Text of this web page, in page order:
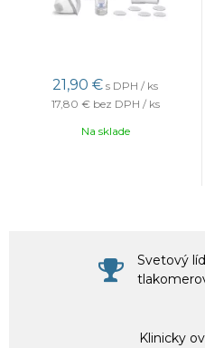
21,90 € s DPH / ks
17,80 € bez DPH / ks
Na sklade
Svetový
Klinicky